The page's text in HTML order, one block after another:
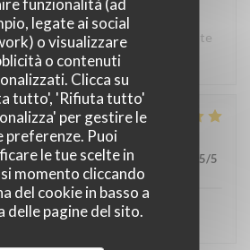
legate ai social
o visualizzare
o contenuti
Clicca su
tutto', 'Rifiuta tutto'
per gestire le
preferenze. Puoi
le tue scelte in
momento cliccando
del cookie in basso a
delle pagine del sito.
par la cuisine, à la fois
et fine! Jusqu'au cocktail. Excellente
7
:5/5 Cucina: 5/5 Qualità / Prezzo 5/5